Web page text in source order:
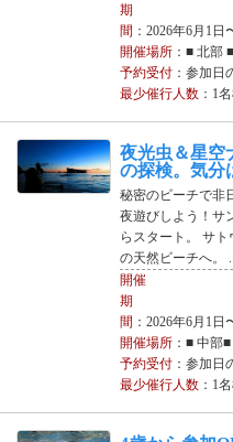
期
間 ：2026年6月1日
開催場所：■ 北部
予約受付：参加日
最少催行人数：1
夜光虫＆星
の探検。気分
秘密のビーチで非
夜遊びしよう！サ
らスタート。 サ
の天然ビーチへ。 ...
開催
期
間 ：2026年6月1日
開催場所：■ 中部■
予約受付：参加日
最少催行人数：1